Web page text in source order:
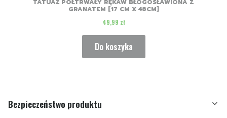
TATUAŻ PÓŁTRWAŁY RĘKAW BŁOGOSŁAWIONA Z
GRANATEM [17 CM X 48CM]
Cena
49,99 zł
Do koszyka
Bezpieczeństwo produktu